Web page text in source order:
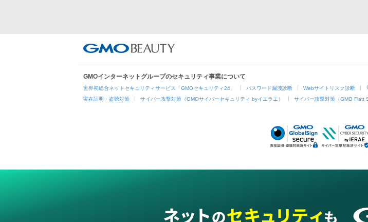
GMOインターネットグループのセキュリティ事業について
世界初総合ネットセキュリティサービス「GMOセキュリティ24」 パスワード漏洩診断 Webサイトリスク診断
実在証明・盗聴対策 サイバー攻撃対策（GMOサイバーセキュリティ byイエラエ） サイバー攻撃対策（GMO Flatt